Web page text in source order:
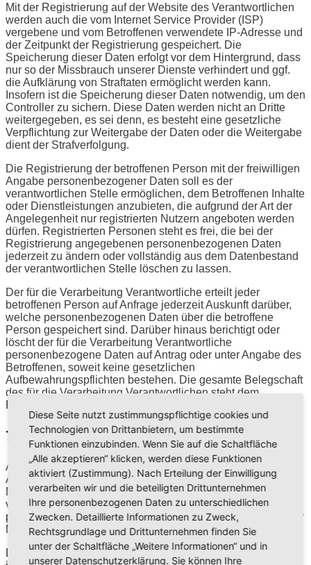
Mit der Registrierung auf der Website des Verantwortlichen
werden auch die vom Internet Service Provider (ISP)
vergebene und vom Betroffenen verwendete IP-Adresse und
der Zeitpunkt der Registrierung gespeichert. Die
Speicherung dieser Daten erfolgt vor dem Hintergrund, dass
nur so der Missbrauch unserer Dienste verhindert und ggf.
die Aufklärung von Straftaten ermöglicht werden kann.
Insofern ist die Speicherung dieser Daten notwendig, um den
Controller zu sichern. Diese Daten werden nicht an Dritte
weitergegeben, es sei denn, es besteht eine gesetzliche
Verpflichtung zur Weitergabe der Daten oder die Weitergabe
dient der Strafverfolgung.
Die Registrierung der betroffenen Person mit der freiwilligen
Angabe personenbezogener Daten soll es der
verantwortlichen Stelle ermöglichen, dem Betroffenen Inhalte
oder Dienstleistungen anzubieten, die aufgrund der Art der
Angelegenheit nur registrierten Nutzern angeboten werden
dürfen. Registrierten Personen steht es frei, die bei der
Registrierung angegebenen personenbezogenen Daten
jederzeit zu ändern oder vollständig aus dem Datenbestand
der verantwortlichen Stelle löschen zu lassen.
Der für die Verarbeitung Verantwortliche erteilt jeder
betroffenen Person auf Anfrage jederzeit Auskunft darüber,
welche personenbezogenen Daten über die betroffene
Person gespeichert sind. Darüber hinaus berichtigt oder
löscht der für die Verarbeitung Verantwortliche
personenbezogene Daten auf Antrag oder unter Angabe des
Betroffenen, soweit keine gesetzlichen
Aufbewahrungspflichten bestehen. Die gesamte Belegschaft
des für die Verarbeitung Verantwortlichen steht dem
Betroffenen dabei als Ansprechpartner zur Verfügung.
7. Anmeldung zu unseren Newslettern
Auf der Website der Freikirche der Siebenten-Tags-
Adventisten haben die Nutzer die Möglichkeit, den
Newsletter unserer Freikirche zu abonnieren. Die dazu
verwendete Eingabemaske bestimmt, welche
personenbezogenen Daten übermittelt werden und wann der
Newsletter beim Verantwortlichen bestellt wird.
Die Freikirche der Siebenten-Tags-Adventisten informiert
Diese Seite nutzt zustimmungspflichtige cookies und
Technologien von Drittanbietern, um bestimmte
Funktionen einzubinden. Wenn Sie auf die Schaltfläche
„Alle akzeptieren“ klicken, werden diese Funktionen
aktiviert (Zustimmung). Nach Erteilung der Einwilligung
verarbeiten wir und die beteiligten Drittunternehmen
Ihre personenbezogenen Daten zu unterschiedlichen
Zwecken. Detaillierte Informationen zu Zweck,
Rechtsgrundlage und Drittunternehmen finden Sie
unter der Schaltfläche „Weitere Informationen“ und in
unserer Datenschutzerklärung. Sie können Ihre